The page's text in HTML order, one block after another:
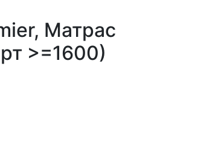
Матрас
>=1600)